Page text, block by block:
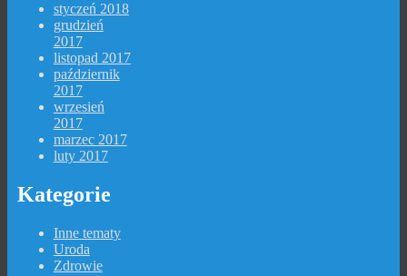
styczeń 2018
grudzień
2017
listopad 2017
październik
2017
wrzesień
2017
marzec 2017
luty 2017
Kategorie
Inne tematy
Uroda
Zdrowie